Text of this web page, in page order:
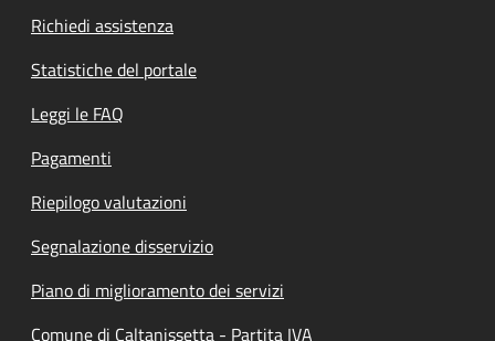
Richiedi assistenza
Statistiche del portale
Leggi le FAQ
Pagamenti
Riepilogo valutazioni
Segnalazione disservizio
Piano di miglioramento dei servizi
Comune di Caltanissetta - Partita IVA